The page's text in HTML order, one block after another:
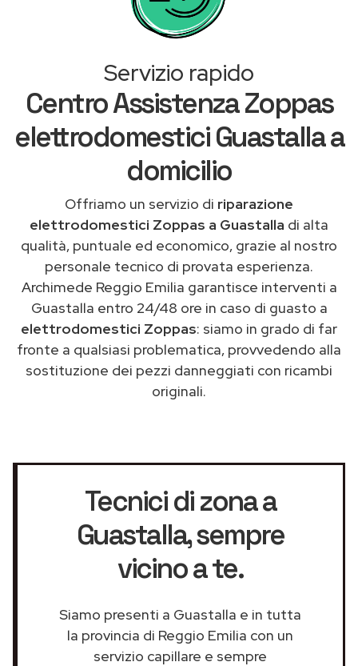
Servizio rapido
Centro Assistenza Zoppas
elettrodomestici Guastalla a
domicilio
Offriamo un servizio di riparazione
elettrodomestici Zoppas a Guastalla di alta
qualità, puntuale ed economico, grazie al nostro
personale tecnico di provata esperienza.
Archimede Reggio Emilia garantisce interventi a
Guastalla entro 24/48 ore in caso di guasto a
elettrodomestici Zoppas: siamo in grado di far
fronte a qualsiasi problematica, provvedendo alla
sostituzione dei pezzi danneggiati con ricambi
originali.
Tecnici di zona a
Guastalla, sempre
vicino a te.
Siamo presenti a Guastalla e in tutta
la provincia di Reggio Emilia con un
servizio capillare e sempre